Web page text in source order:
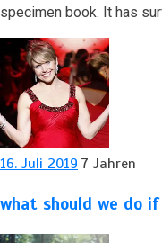
specimen book. It has
16. Juli 2019 7 Jahren
what should we do